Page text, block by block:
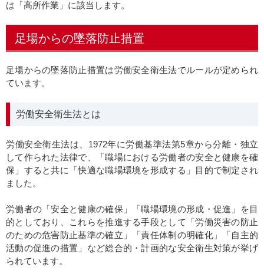
は「高所作業」に該当します。
足場からの墜落防止措置
足場からの墜落防止措置は労働安全衛生法でルールが定められ
ています。
労働安全衛生法とは
労働安全衛生法は、1972年に労働基準法第5章から分離・独立
して作られた法律で、「職場における労働者の安全と健康を確
保」すると共に「快適な職場環境を形成する」目的で制定され
ました。
労働者の「安全と健康の確保」「職場環境の形成・促進」を目
的としており、これらを推進する手段として「労働災害の防止
のための危害防止基準の確立」「責任体制の明確化」「自主的
活動の促進の措置」など総合的・計画的な安全衛生対策が挙げ
られています。